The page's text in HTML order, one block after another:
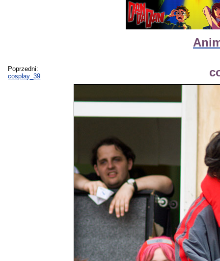
Poprzedni:
cosplay_39